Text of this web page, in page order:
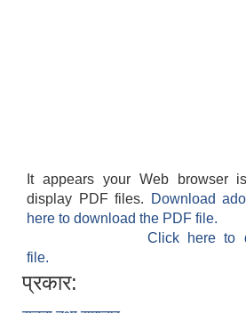
It appears your Web browser
display PDF files.
Download
here to download the PDF file.
Click here to
file.
प्रकार: